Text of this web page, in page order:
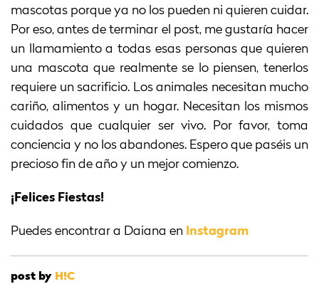
mascotas porque ya no los pueden ni quieren cuidar.
Por eso, antes de terminar el post, me gustaría hacer
un llamamiento a todas esas personas que quieren
una mascota que realmente se lo piensen, tenerlos
requiere un sacrificio. Los animales necesitan mucho
cariño, alimentos y un hogar. Necesitan los mismos
cuidados que cualquier ser vivo. Por favor, toma
conciencia y no los abandones. Espero que paséis un
precioso fin de año y un mejor comienzo.
¡Felices Fiestas!
Puedes encontrar a Daiana en Instagram
post by H!C